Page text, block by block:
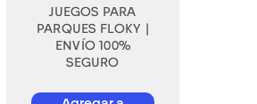
JUEGOS PARA
PARQUES FLOKY |
ENVÍO 100%
SEGURO